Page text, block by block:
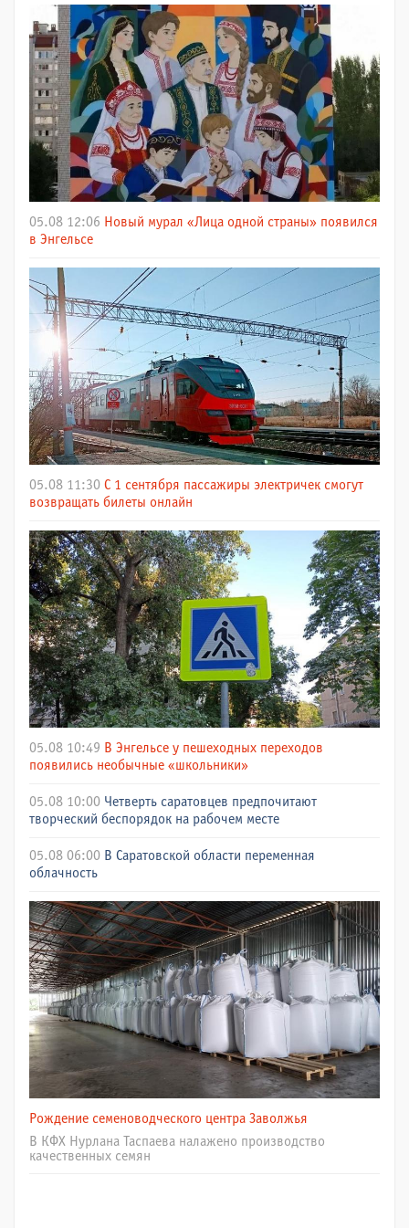
05.08 12:06 Новый мурал «Лица одной страны» появился
в Энгельсе
05.08 11:30 С 1 сентября пассажиры электричек смогут
возвращать билеты онлайн
05.08 10:49 В Энгельсе у пешеходных переходов
появились необычные «школьники»
05.08 10:00 Четверть саратовцев предпочитают
творческий беспорядок на рабочем месте
05.08 06:00 В Саратовской области переменная
облачность
Рождение семеноводческого центра Заволжья
В КФХ Нурлана Таспаева налажено производство
качественных семян